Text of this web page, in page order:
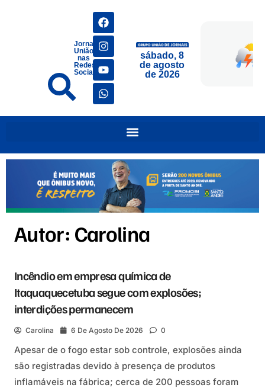
Jornais
União
nas
Redes
Sociais
sábado, 8
de agosto
de 2026
Autor: Carolina
Incêndio em empresa química de
Itaquaquecetuba segue com explosões;
interdições permanecem
Carolina 6 De Agosto De 2026 0
Apesar de o fogo estar sob controle, explosões ainda
são registradas devido à presença de produtos
inflamáveis na fábrica; cerca de 200 pessoas foram